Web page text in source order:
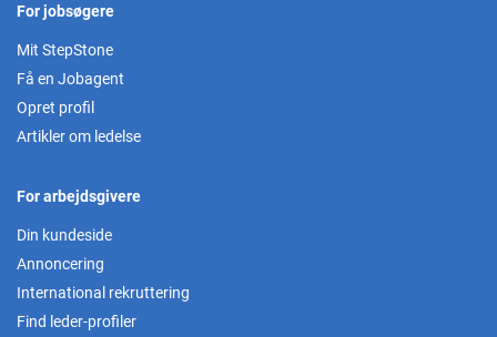
For jobsøgere
Mit StepStone
Få en Jobagent
Opret profil
Artikler om ledelse
For arbejdsgivere
Din kundeside
Annoncering
International rekruttering
Find leder-profiler